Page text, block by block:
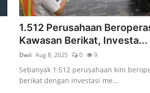
1.512 Perusahaan
Kawasan Berikat, Investa...
Dwii Aug 8, 2025 0 9
Sebanyak 1.512 perusahaan kini
berikat dengan investasi me...